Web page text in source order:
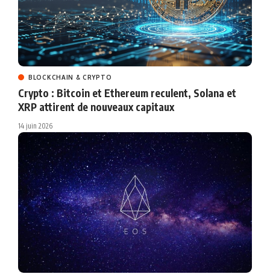
BLOCKCHAIN & CRYPTO
Crypto : Bitcoin et Ethereum reculent, Solana et
XRP attirent de nouveaux capitaux
14 juin 2026